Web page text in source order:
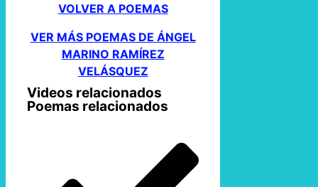
VOLVER A POEMAS
VER MÁS POEMAS DE ÁNGEL
MARINO RAMÍREZ
VELÁSQUEZ
Videos relacionados
Poemas relacionados